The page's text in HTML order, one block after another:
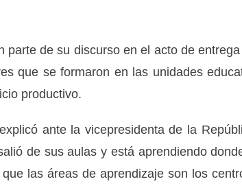
parte de su discurso en el acto de
que se formaron en las unidades
productivo.
ante la vicepresidenta de la
de sus aulas y está aprendiendo
que las áreas de aprendizaje son los